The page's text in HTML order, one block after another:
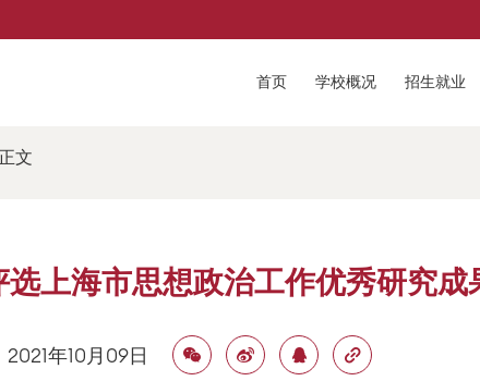
首页 学校概况 招生就业
文
选上海市思想政治工作优秀研究成
2021年10月09日